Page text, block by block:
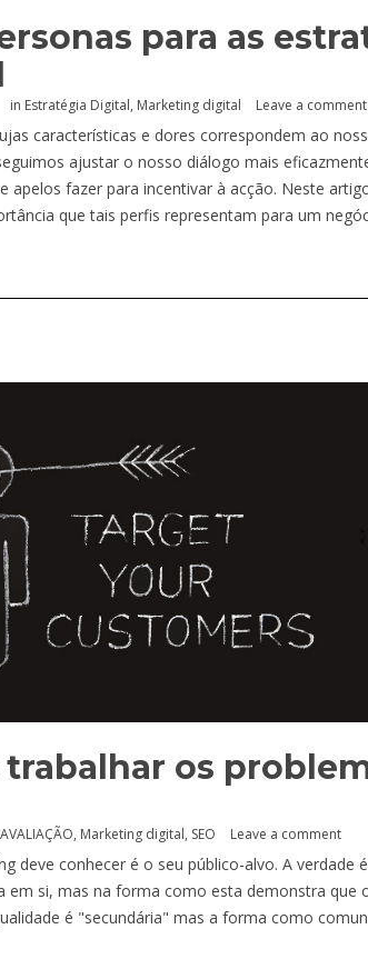
para as
in Estratégia Digital, Marketing digital Leave a comment
características e dores correspondem ao
ajustar o nosso diálogo mais
apelos fazer para incentivar à acção. Neste
que tais perfis representam para um
os
AVALIAÇÃO, Marketing digital, SEO Leave a comment
deve conhecer é o seu público-alvo. A verdade
em si, mas na forma como esta demonstra que
é "secundária" mas a forma como